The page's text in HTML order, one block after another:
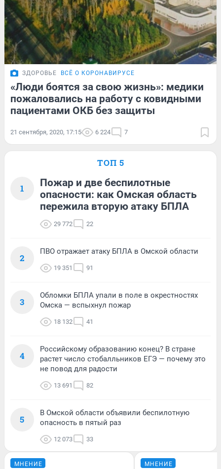
ЗДОРОВЬЕ ВСЁ О КОРОНАВИРУСЕ
«Люди боятся за свою жизнь»: медики
пожаловались на работу с ковидными
пациентами ОКБ без защиты
21 сентября, 2020, 17:15 6 224 7
ТОП 5
1
Пожар и две беспилотные
опасности: как Омская область
пережила вторую атаку БПЛА
29 772 22
2
ПВО отражает атаку БПЛА в Омской области
19 351 91
3
Обломки БПЛА упали в поле в окрестностях
Омска — вспыхнул пожар
18 132 41
4
Российскому образованию конец? В стране
растет число стобалльников ЕГЭ — почему это
не повод для радости
13 691 82
5
В Омской области объявили беспилотную
опасность в пятый раз
12 073 33
МНЕНИЕ МНЕНИЕ